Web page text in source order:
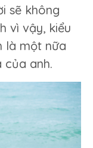
sẽ không
vì vậy, kiểu
là một nữa
anh.